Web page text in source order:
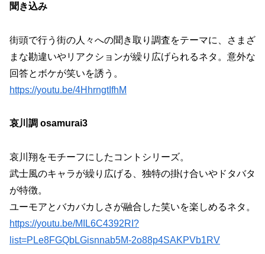
聞き込み
街頭で行う街の人々への聞き取り調査をテーマに、さまざ
まな勘違いやリアクションが繰り広げられるネタ。意外な
回答とボケが笑いを誘う。
https://youtu.be/4HhrngtIfhM
哀川調 osamurai3
哀川翔をモチーフにしたコントシリーズ。
武士風のキャラが繰り広げる、独特の掛け合いやドタバタ
が特徴。
ユーモアとバカバカしさが融合した笑いを楽しめるネタ。
https://youtu.be/MIL6C4392RI?
list=PLe8FGQbLGisnnab5M-2o88p4SAKPVb1RV